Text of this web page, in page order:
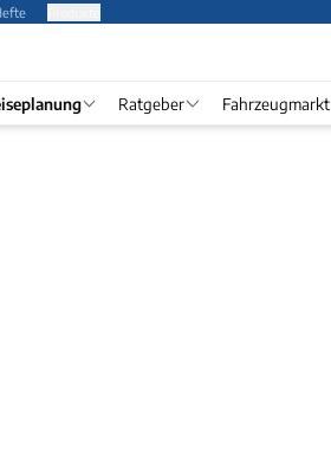
Ratgeber Fahrzeugmarkt